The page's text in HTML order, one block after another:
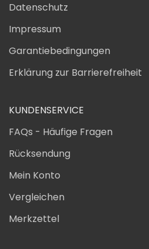
Datenschutz
Impressum
Garantiebedingungen
Erklärung zur Barrierefreiheit
KUNDENSERVICE
FAQs - Häufige Fragen
Rücksendung
Mein Konto
Vergleichen
Merkzettel